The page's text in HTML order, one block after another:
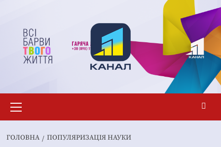
вмісту
меню
ГОЛОВНА ПОПУЛЯРИЗАЦІЯ НАУКИ